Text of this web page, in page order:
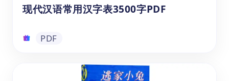
现代汉语常用汉字表3500字PDF
PDF
现代汉语常用汉字表3500字PDF